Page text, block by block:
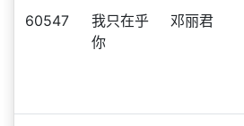
60547
我只在乎
你
邓丽君